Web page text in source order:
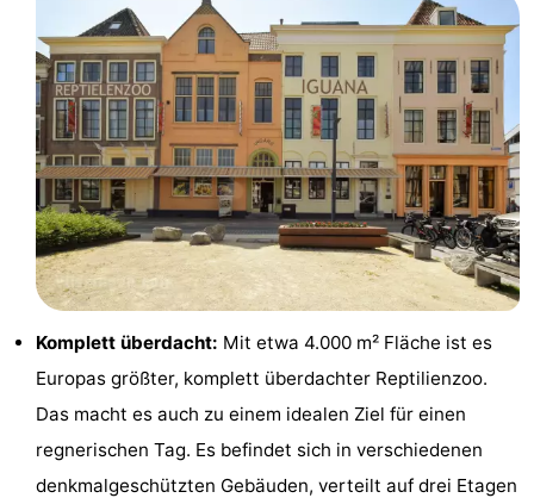
Wandern
Reiten
Golfplatze
Sportangeln
Essen
und
trinken
Einkaufen
Ausgehen
Ringstechen
Veranstaltungen
Praktisch
Komplett überdacht: Mit etwa 4.000 m² Fläche ist es
Europas größter, komplett überdachter Reptilienzoo.
Das macht es auch zu einem idealen Ziel für einen
regnerischen Tag. Es befindet sich in verschiedenen
denkmalgeschützten Gebäuden, verteilt auf drei Etagen